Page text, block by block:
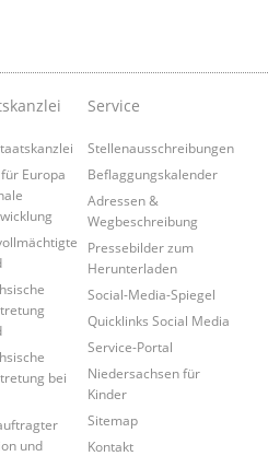
Europa
bei
und
Service
Stellenausschreibungen
Beflaggungskalender
Adressen &
Wegbeschreibung
Pressebilder zum
Herunterladen
Social-Media-Spiegel
Quicklinks Social Media
Service-Portal
Niedersachsen für
Kinder
Sitemap
Kontakt